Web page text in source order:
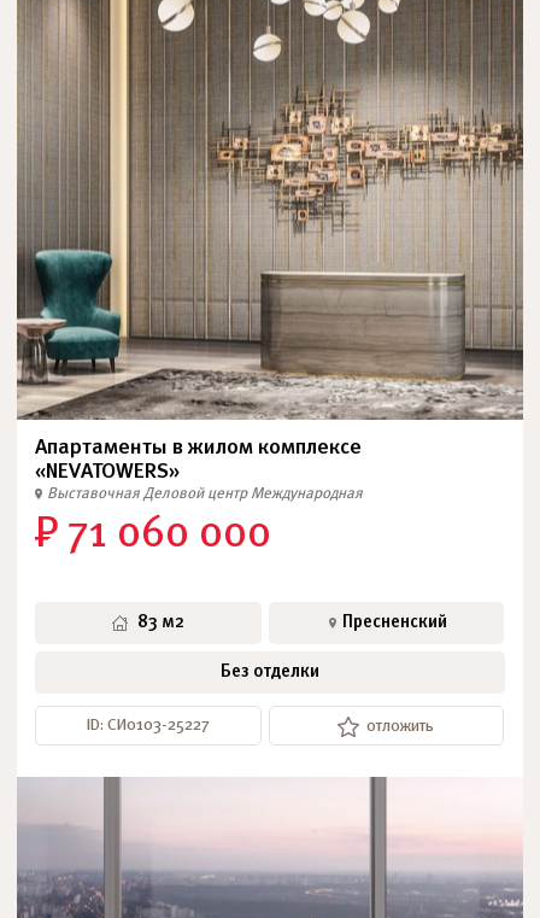
Апартаменты в жилом комплексе
«NEVATOWERS»
Выставочная Деловой центр Международная
₽ 71 060 000
83 м2 Пресненский
Без отделки
ID: СИ0103-25227 отложить